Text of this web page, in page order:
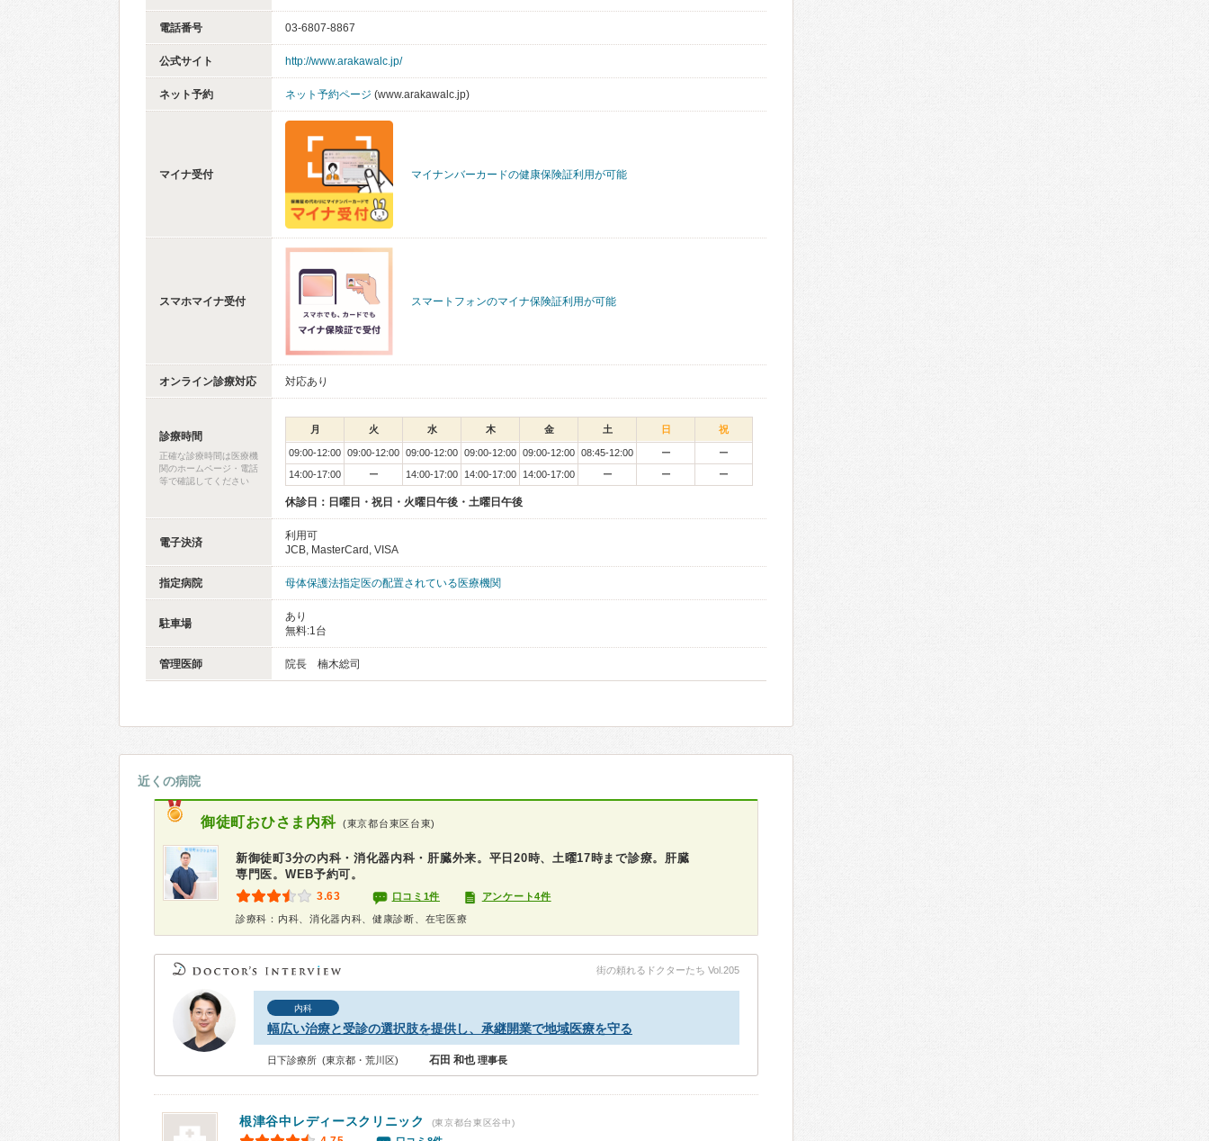
電話番号 03-6807-8867
公式サイト http://www.arakawalc.jp/
ネット予約 ネット予約ページ (www.arakawalc.jp)
マイナ受付 マイナンバーカードの健康保険証利用が可能
スマホマイナ受付 スマートフォンのマイナ保険証利用が可能
オンライン診療対応 対応あり
診療時間
正確な診療時間は医療機
関のホームページ・電話
等で確認してください
月 火 水 木 金 土 日 祝
09:00-12:00 09:00-12:00 09:00-12:00 09:00-12:00 09:00-12:00 08:45-12:00 ー
ー
14:00-17:00
ー 14:00-17:00 14:00-17:00 14:00-17:00 ー ー ー
休診日：日曜日・祝日・火曜日午後・土曜日午後
電子決済
利用可
JCB, MasterCard, VISA
指定病院 母体保護法指定医の配置されている医療機関
駐車場
あり
無料:1台
管理医師 院長 楠木総司
近くの病院
御徒町おひさま内科 (東京都台東区台東)
新御徒町3分の内科・消化器内科・肝臓外来。平日20時、土曜17時まで診療。肝臓
専門医。WEB予約可。
3.63 口コミ1件 アンケート4件
診療科：内科、消化器内科、健康診断、在宅医療
街の頼れるドクターたち Vol.205
内科
幅広い治療と受診の選択肢を提供し、承継開業で地域医療を守る
日下診療所 (東京都・荒川区) 石田 和也 理事長
根津谷中レディースクリニック (東京都台東区谷中)